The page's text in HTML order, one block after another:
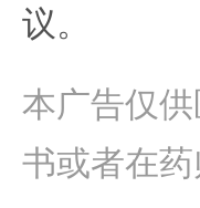
议。
本广告仅
书或者在